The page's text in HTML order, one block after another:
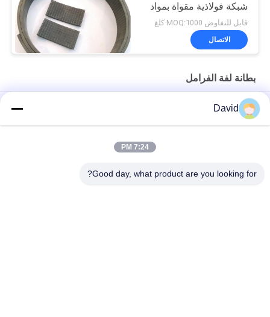
شبكة فولاذية مقواة بمواد
مطاطية
قابل للتفاوض MOQ:1000 كلغ
الاتصال
بطانة لفة الفرامل
غير المنسوجة الأسبستوس الفرامل لفة بطانة الصناعية لآلات السفن
أجزاء جرار أوتوماتيكية بطانة فرامل مع نحاس نحاسي لفرامل أسطوانة
David
7:24 PM
Good day, what product are you looking for?